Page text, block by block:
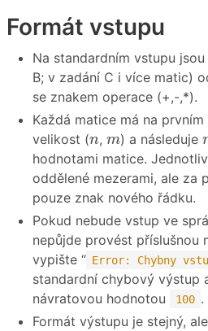
Formát vstupu
Na standardním vstupu
B; v zadání C i více matic)
se znakem operace (+,-,*).
Každá matice má na
velikost (n
n, m
m) a následuje
hodnotami matice.
oddělené mezerami, ale za
pouze znak nového řádku.
Pokud nebude vstup ve
nepůjde provést příslušnou
vypište “ Error: Chybny
standardní chybový výstup
návratovou hodnotou
100 .
Formát výstupu je stejný,